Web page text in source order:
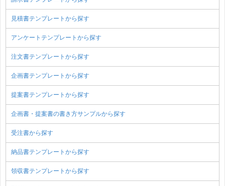
見積書テンプレートから探す
アンケートテンプレートから探す
注文書テンプレートから探す
企画書テンプレートから探す
提案書テンプレートから探す
企画書・提案書の書き方サンプルから探す
受注書から探す
納品書テンプレートから探す
領収書テンプレートから探す